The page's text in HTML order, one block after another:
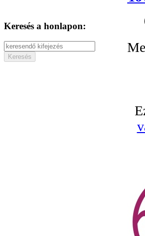
Keresés a honlapon: